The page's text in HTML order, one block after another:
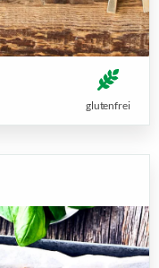
glutenfrei